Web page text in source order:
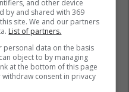
and other device
by and shared with 369
site. We and our partners
List of partners.
personal data on the basis
object to by managing
at the bottom of this page
consent in privacy